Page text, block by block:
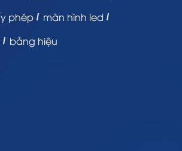
phép
màn hình led
bảng hiệu